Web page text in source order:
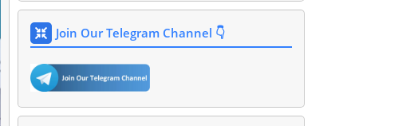
Join Our Telegram Channel 👇